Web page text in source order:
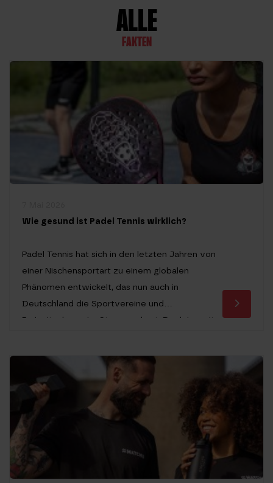
ALLE
FAKTEN
Wie gesund ist Padel Tennis wirklich?
Padel Tennis hat sich in den letzten Jahren von
einer Nischensportart zu einem globalen
Phänomen entwickelt, das nun auch in
Deutschland die Sportvereine und
Freizeitanlagen im Sturm erobert. Doch jenseits
Interessierte eine entscheidende Frage: Wie
gesund ist Padel Tennis eigentlich wirklich? Wer
schon […]